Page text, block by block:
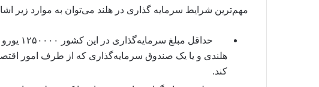
مهم‌ترین شرایط سرمایه گذاری در هلند می‌توان به موارد زیر
حداقل
هلندی و یا یک صندوق سرمایه‌گذاری که از طرف امور
کند.